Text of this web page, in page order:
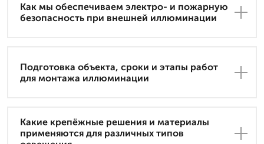
Как мы обеспечиваем электро- и пожарную
безопасность при внешней иллюминации
Подготовка объекта, сроки и этапы работ
для монтажа иллюминации
Какие крепёжные решения и материалы
применяются для различных типов